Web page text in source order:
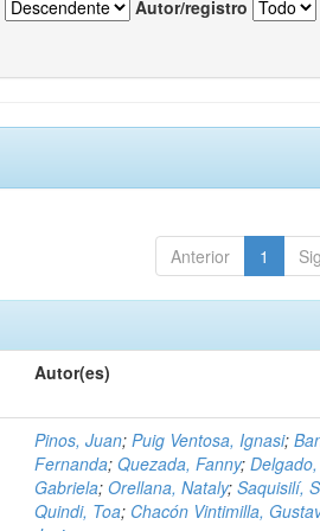
Autor/registro
Anterior 1
Autor(es)
Pinos, Juan;Puig Ventosa, Ignasi;
Fernanda;Quezada, Fanny;Delgado,
Gabriela;Orellana, Nataly;Saquisilí,
Quindi, Toa; Chacón Vintimilla,